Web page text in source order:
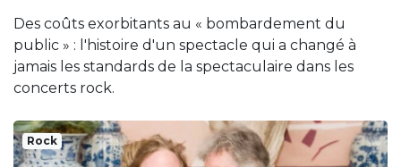
Des coûts exorbitants au « bombardement du
public » : l'histoire d'un spectacle qui a changé à
jamais les standards de la spectaculaire dans les
concerts rock.
Rock